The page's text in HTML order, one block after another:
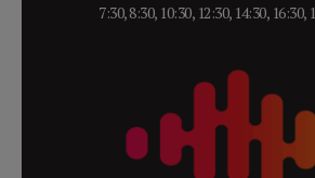
7:30, 8:30, 10:30, 12:30, 14:30, 16:30,